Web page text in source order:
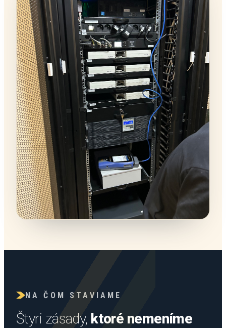
NA ČOM STAVIAME
Štyri zásady, ktoré nemeníme